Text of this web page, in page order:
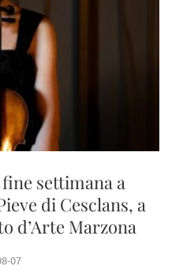
settimana a
di Cesclans, a
d’Arte Marzona
07